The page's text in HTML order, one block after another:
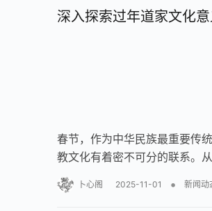
深入探索过年道家文化
春节，作为中华民族最重要传
教文化有着密不可分的联系。
卜心阁 2025-11-01 • 新闻动